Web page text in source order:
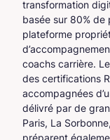
transformation
basée sur 80% de
plateforme
coachs carrière.
des certifications
accompagnées
délivré par de
Paris, La